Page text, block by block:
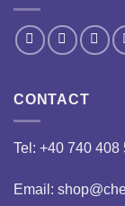
CONTACT
Tel: +40 740 408
Email: